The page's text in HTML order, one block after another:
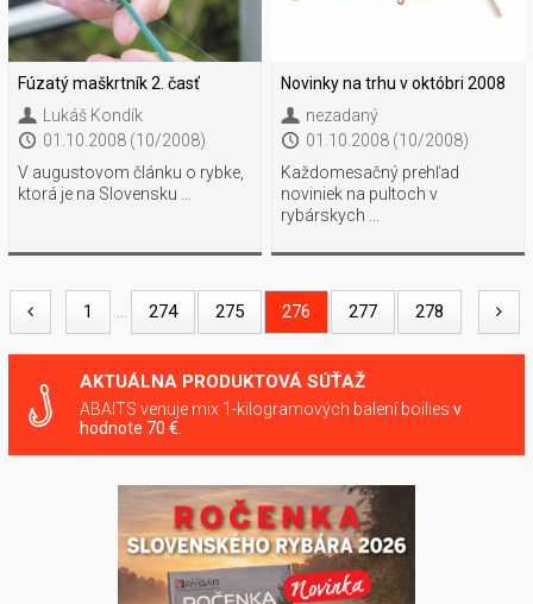
Fúzatý maškrtník 2. časť
Lukáš Kondík
01.10.2008 (10/2008)
V augustovom článku o rybke,
ktorá je na Slovensku ...
Novinky na trhu v októbri 2008
nezadaný
01.10.2008 (10/2008)
Každomesačný prehľad
noviniek na pultoch v
rybárskych ...
1 ... 274 275 276 277 278
AKTUÁLNA PRODUKTOVÁ SÚŤAŽ
ABAITS venuje mix 1-kilogramových balení boilies v
hodnote 70 €.